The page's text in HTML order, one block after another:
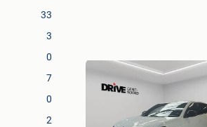
33
3
0
7
0
2